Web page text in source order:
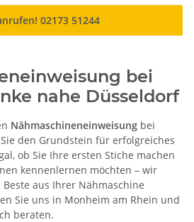
02173 51244
bei
nahe Düsseldorf
Nähmaschineneinweisung bei
den Grundstein für erfolgreiches
ob Sie Ihre ersten Stiche machen
kennenlernen möchten – wir
aus Ihrer Nähmaschine
Sie uns in Monheim am Rhein und
beraten.